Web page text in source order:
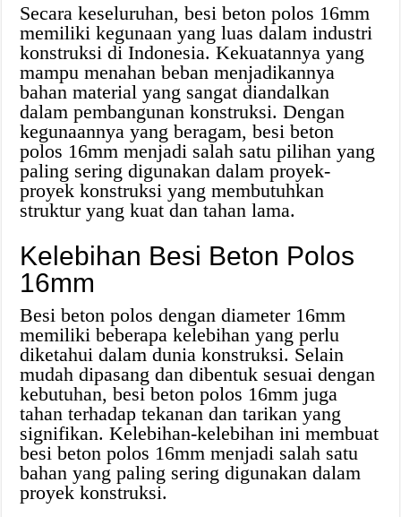
Secara keseluruhan, besi beton polos 16mm
memiliki kegunaan yang luas dalam industri
konstruksi di Indonesia. Kekuatannya yang
mampu menahan beban menjadikannya
bahan material yang sangat diandalkan
dalam pembangunan konstruksi. Dengan
kegunaannya yang beragam, besi beton
polos 16mm menjadi salah satu pilihan yang
paling sering digunakan dalam proyek-
proyek konstruksi yang membutuhkan
struktur yang kuat dan tahan lama.
Kelebihan Besi Beton Polos
16mm
Besi beton polos dengan diameter 16mm
memiliki beberapa kelebihan yang perlu
diketahui dalam dunia konstruksi. Selain
mudah dipasang dan dibentuk sesuai dengan
kebutuhan, besi beton polos 16mm juga
tahan terhadap tekanan dan tarikan yang
signifikan. Kelebihan-kelebihan ini membuat
besi beton polos 16mm menjadi salah satu
bahan yang paling sering digunakan dalam
proyek konstruksi.